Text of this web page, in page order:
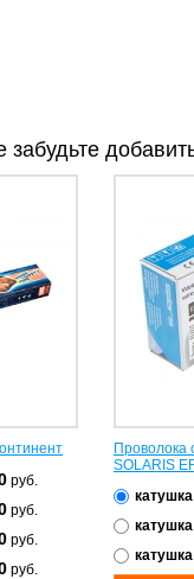
забудьте
руб.
руб.
руб.
руб.
Проволока
SOLARIS
катушка
катушка